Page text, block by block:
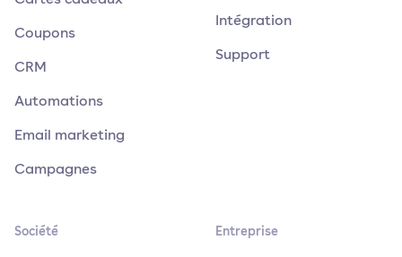
Coupons
CRM
Automations
Email marketing
Campagnes
Intégration
Support
Société Entreprise